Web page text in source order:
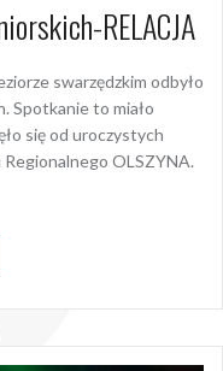
RELACJA
swarzędzkim odbyło
Spotkanie to miało
się od uroczystych
OLSZYNA.